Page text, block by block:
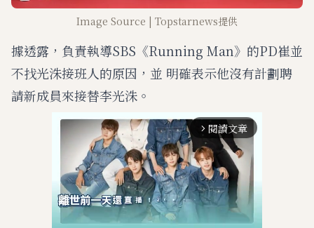
Image Source | Topstarnews提供
據透露，負責執導SBS《Running Man》的PD崔並
不找光洙接班人的原因，並 明確表示他沒有計劃聘
請新成員來接替李光洙。
arrow_forward_ios 閱讀文章